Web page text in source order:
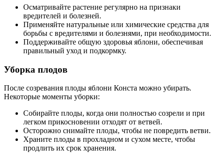
Осматривайте растение регулярно на признаки
вредителей и болезней.
Применяйте натуральные или химические средства для
борьбы с вредителями и болезнями, при необходимости.
Поддерживайте общую здоровья яблони, обеспечивая
правильный уход и подкормку.
Уборка плодов
После созревания плоды яблони Конста можно убирать.
Некоторые моменты уборки:
Собирайте плоды, когда они полностью созрели и при
легком прикосновении отходят от ветвей.
Осторожно снимайте плоды, чтобы не повредить ветви.
Храните плоды в прохладном и сухом месте, чтобы
продлить их срок хранения.